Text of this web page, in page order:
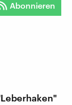
Abonnieren